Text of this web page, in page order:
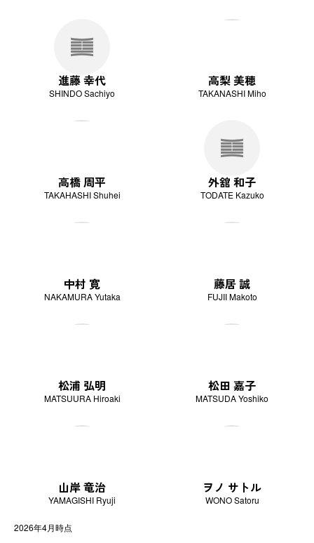
進藤 幸代
SHINDO Sachiyo
高梨 美穂
TAKANASHI Miho
高橋 周平
TAKAHASHI Shuhei
外舘 和子
TODATE Kazuko
中村 寛
NAKAMURA Yutaka
藤居 誠
FUJII Makoto
松浦 弘明
MATSUURA Hiroaki
松田 嘉子
MATSUDA Yoshiko
山岸 竜治
YAMAGISHI Ryuji
ヲノ サトル
WONO Satoru
2026年4月時点